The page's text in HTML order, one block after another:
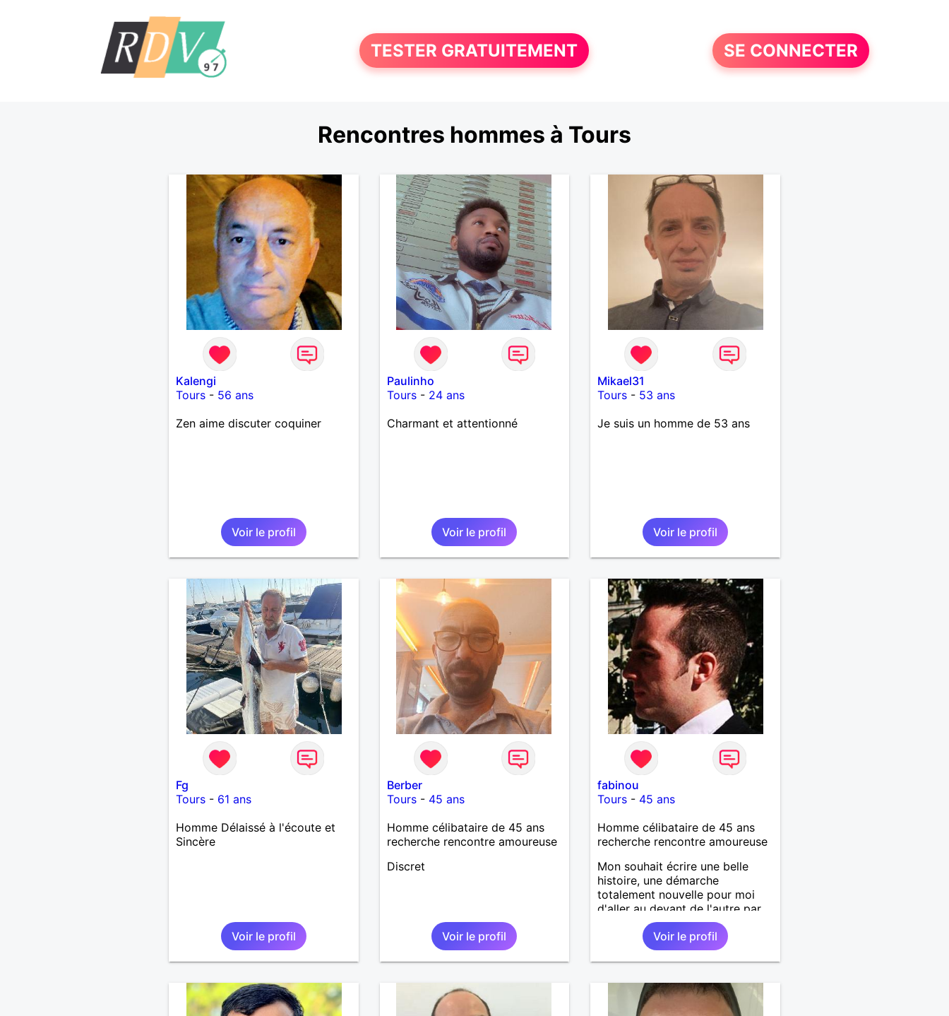
TESTER GRATUITEMENT SE CONNECTER
Rencontres hommes à Tours
Kalengi
Tours- 56 ans
Zen aime discuter coquiner
Voir le profil
Paulinho
Tours- 24 ans
Charmant et attentionné
Voir le profil
Mikael31
Tours - 53 ans
Je suis un homme de 53 ans
Voir le profil
Fg
Tours- 61 ans
Homme Délaissé à l'écoute et
Sincère
Voir le profil
Berber
Tours- 45 ans
Homme célibataire de 45 ans
recherche rencontre amoureuse
Discret
Voir le profil
fabinou
Tours - 45 ans
Homme célibataire de 45 ans
recherche rencontre amoureuse
Mon souhait écrire une belle
histoire, une démarche
totalement nouvelle pour moi
d'aller au devant de l'autre par
un site j'ai envie d'une belle
rencontre avec une personne
peut être vous ?
Voir le profil